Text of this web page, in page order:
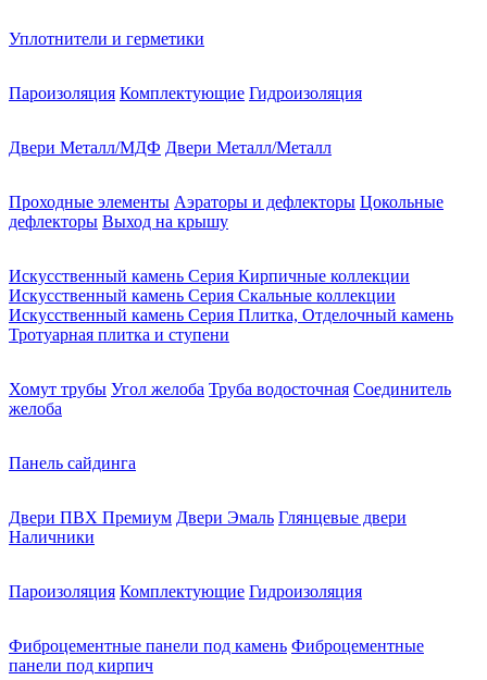
Уплотнители и герметики
Пароизоляция Комплектующие Гидроизоляция
Двери Металл/МДФ Двери Металл/Металл
Проходные элементы Аэраторы и дефлекторы Цокольные
дефлекторы Выход на крышу
Искусственный камень Серия Кирпичные коллекции
Искусственный камень Серия Скальные коллекции
Искусственный камень Серия Плитка, Отделочный камень
Тротуарная плитка и ступени
Хомут трубы Угол желоба Труба водосточная Соединитель
желоба
Панель сайдинга
Двери ПВХ Премиум Двери Эмаль Глянцевые двери
Наличники
Пароизоляция Комплектующие Гидроизоляция
Фиброцементные панели под камень Фиброцементные
панели под кирпич